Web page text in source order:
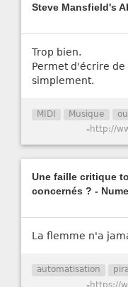
Steve Mansfield's
Trop bien.
Permet d'écrire
simplement.
MIDI Musique
-
Une faille critique
concernés ? -
La flemme n'a
automatisation